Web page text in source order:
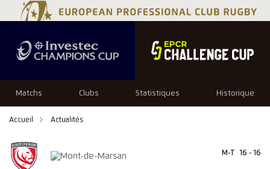
Matchs Clubs Statistiques Historique
Accueil Actualités
M-T 16 - 16
36 16